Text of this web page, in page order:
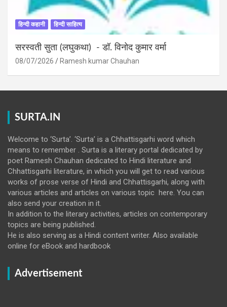
हिन्दी कहानी हिन्दी साहित्य
सरस्वती सुता (लघुकथा) ​- डॉ. विनोद कुमार वर्मा
08/07/2026 Ramesh kumar Chauhan
SURTA.IN
Welcome to ‘Surta’. ‘Surta’ is a Chhattisgarhi word which
means to remember . Surta is a literary portal dedicated by
poet Ramesh Chauhan dedicated to Hindi literature and
Chhattisgarhi literature, in which you will get to read various
works of prose verse of Hindi and Chhattisgarhi, along with
various articles and articles on various topic here. You can
also send your creation in it.
In addition to the literary activities, articles on contemporary
topics are being published.
He is also serving as a Hindi content writer. Also available
online for eBook and hardbook
Advertisement